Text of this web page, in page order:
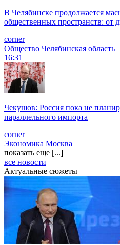
В Челябинске продолжается
общественных пространств: от
corner
Общество Челябинская область
16:31
Чекушов: Россия пока не
параллельного импорта
corner
Экономика Москва
показать еще [...]
все новости
Актуальные сюжеты